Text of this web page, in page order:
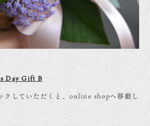
Day Gift B
クしていただくと、online shopへ移動し